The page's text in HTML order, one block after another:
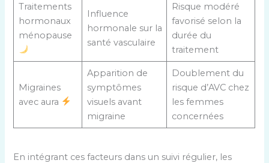
Traitements
hormonaux
ménopause
Influence
hormonale sur la
santé vasculaire
Risque modéré
favorisé selon la
durée du
traitement
Migraines
avec aura
Apparition de
symptômes
visuels avant
migraine
Doublement du
risque d’AVC chez
les femmes
concernées
En intégrant ces facteurs dans un suivi régulier, les